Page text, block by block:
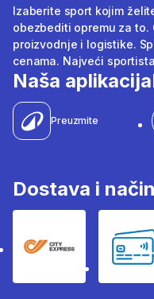
Izaberite sport kojim
obezbediti opremu za
proizvodnje i logistike.
cenama. Najveći
Naša aplikacija
Preuzmite
Dostava i
City Express